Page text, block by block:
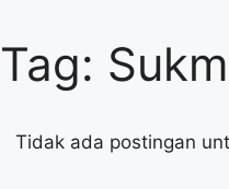
Tag:
Tidak ada postingan